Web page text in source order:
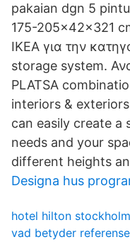
pakaian dgn 5
175-205x42x321
ΙΚΕΑ για την
storage system.
PLATSA
interiors &
can easily create
needs and your
different heights
Designa hus
hotel hilton
vad betyder